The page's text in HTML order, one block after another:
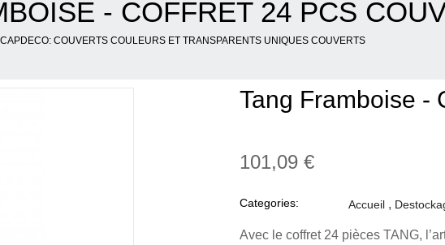
- COFFRET 24 PCS
CAPDECO: COUVERTS COULEURS ET TRANSPARENTS UNIQUES COUVERTS
Tang Framboise -
101,09 €
Categories: Accueil
Avec le coffret 24 pièces TANG,